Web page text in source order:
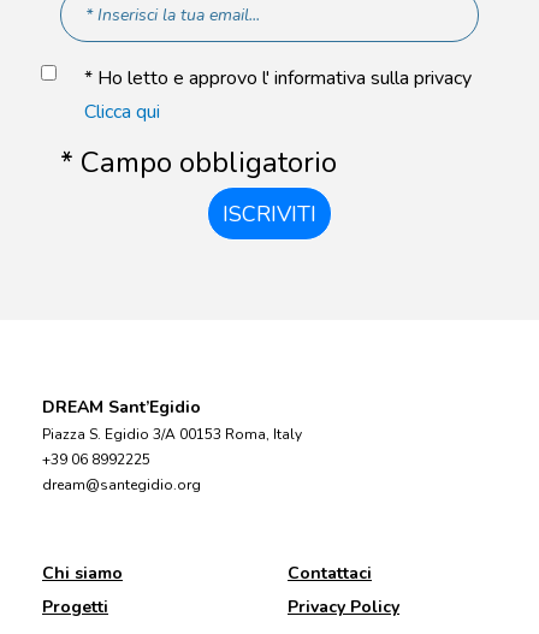
* Ho letto e approvo l' informativa sulla privacy
Clicca qui
* Campo obbligatorio
ISCRIVITI
DREAM Sant’Egidio
Piazza S. Egidio 3/A 00153 Roma, Italy
+39 06 8992225
dream@santegidio.org
Chi siamo
Progetti
Contattaci
Privacy Policy